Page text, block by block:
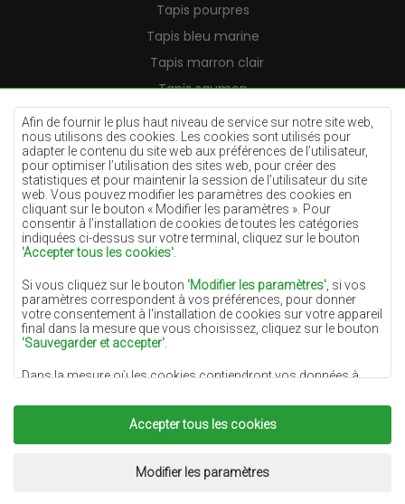
Afin de fournir le plus haut niveau de service sur notre site web,
nous utilisons des cookies. Les cookies sont utilisés pour
adapter le contenu du site web aux préférences de l’utilisateur,
pour optimiser l’utilisation des sites web, pour créer des
statistiques et pour maintenir la session de l’utilisateur du site
web. Vous pouvez modifier les paramètres des cookies en
cliquant sur le bouton « Modifier les paramètres ». Pour
consentir à l’installation de cookies de toutes les catégories
indiquées ci-dessus sur votre terminal, cliquez sur le bouton
'Accepter tous les cookies'
Si vous cliquez sur le bouton 'Modifier les paramètres' , si vos
paramètres correspondent à vos préférences, pour donner
votre consentement à l'installation de cookies sur votre appareil
final dans la mesure que vous choisissez, cliquez sur le bouton
'Sauvegarder et accepter'
Dans la mesure où les cookies contiendront vos données à
du responsable du traitement des données (DYWANYCHEMEX)
ou de tiers sous la forme de la fourniture de services de haute
qualité sur notre site Web et des activités de marketing du
responsable du traitement des données et de ses Partenaires de
Accepter tous les cookies
Modifier les paramètres
Tapis pourpres
Tapis bleu marine
Tapis marron clair
Tapis saumon
Tapis crème
Tapis lilas
Tapis jaunes
Tapis menthe
Tapis bleus
Tapis oranges
Tapis gris
Tapis terre cuite
Tapis dorés
Réalisation:www.dimax.pl